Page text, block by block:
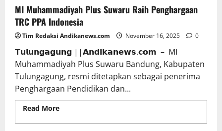
MI Muhammadiyah Plus Suwaru Raih Penghargaan
TRC PPA Indonesia
Tim Redaksi Andikanews.com November 16, 2025 0
𝗧𝘂𝗹𝘂𝗻𝗴𝗮𝗴𝘂𝗻𝗴 ||𝗔𝗻𝗱𝗶𝗸𝗮𝗻𝗲𝘄𝘀.𝗰𝗼𝗺 – MI
Muhammadiyah Plus Suwaru Bandung, Kabupaten
Tulungagung, resmi ditetapkan sebagai penerima
Penghargaan Pendidikan dan...
Read More